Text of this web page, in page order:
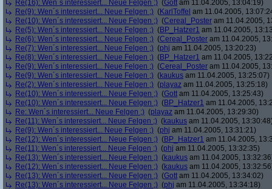
Re(16): Wen´s interessiert... Neue Felgen ;) (Gott am 11.04.2005, 13:04:19)
Re(9): Wen´s interessiert... Neue Felgen ;) (KarlToffel am 11.04.2005,
Re(10): Wen´s interessiert... Neue Felgen ;) (Cereal_Poster am 11.04.2005,
Re(5): Wen´s interessiert... Neue Felgen ;) (BP_Hatzer1 am 11.04.2005,
Re(6): Wen´s interessiert... Neue Felgen ;) (Cereal_Poster am 11.04.2005,
Re(7): Wen´s interessiert... Neue Felgen ;) (phj am 11.04.2005, 13:20:23)
Re(8): Wen´s interessiert... Neue Felgen ;) (BP_Hatzer1 am 11.04.2005,
Re(9): Wen´s interessiert... Neue Felgen ;) (Cereal_Poster am 11.04.2005,
Re(9): Wen´s interessiert... Neue Felgen ;) (kaukus am 11.04.2005, 13:25:07)
Re(2): Wen´s interessiert... Neue Felgen ;) (playaz am 11.04.2005, 13:25:18)
Re(10): Wen´s interessiert... Neue Felgen ;) (Gott am 11.04.2005, 13:25:43)
Re(10): Wen´s interessiert... Neue Felgen ;) (BP_Hatzer1 am 11.04.2005,
Re: Wen´s interessiert... Neue Felgen ;) (playaz am 11.04.2005, 13:29:30)
Re(11): Wen´s interessiert... Neue Felgen ;) (kaukus am 11.04.2005,
Re(9): Wen´s interessiert... Neue Felgen ;) (phj am 11.04.2005, 13:31:21)
Re(12): Wen´s interessiert... Neue Felgen ;) (BP_Hatzer1 am 11.04.2005,
Re(11): Wen´s interessiert... Neue Felgen ;) (phj am 11.04.2005, 13:32:35)
Re(13): Wen´s interessiert... Neue Felgen ;) (kaukus am 11.04.2005,
Re(12): Wen´s interessiert... Neue Felgen ;) (kaukus am 11.04.2005,
Re(13): Wen´s interessiert... Neue Felgen ;) (Gott am 11.04.2005, 13:34:02)
Re(13): Wen´s interessiert... Neue Felgen ;) (phj am 11.04.2005, 13:34:18)